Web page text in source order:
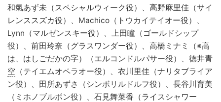
和氣あず未（スペシャルウィーク役）、高野麻里佳（サイ
レンススズカ役）、Machico（トウカイテイオー役）、
Lynn（マルゼンスキー役）、上田瞳（ゴールドシップ
役）、前田玲奈（グラスワンダー役）、高橋ミナミ（※高
は、はしごだかの字）（エルコンドルパサー役）、 徳井青
空 （テイエムオペラオー役）、衣川里佳（ナリタブライア
ン役）、田所あずさ（シンボリルドルフ役）、長谷川育美
（ミホノブルボン役）、石見舞菜香（ライスシャワー